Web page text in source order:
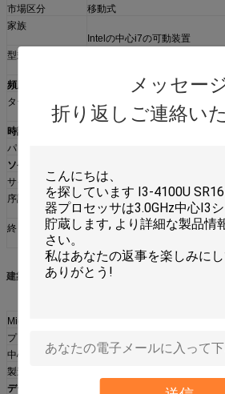
メッセー
折り返しご連絡い
市場区分
移動式
家族
Intelの中心i7の可動装置
型式番号
頻度
3300のMHz
ターボ最高の頻度
3600のMHz （1つの中心）
3400のMHz （2つの中心）
時計の乗数
パッケージ
ソケット
サイズ
1.65の」xの0.94"/4.2cm x 2.4cm
序論年紀
2015年9月1日（発表）
2015年9月27日（供給）
終りの生命日付
最後の順序の日付は2019年1月
建築Microarchiteture:
Microarchitecture
プロセッサの中心
中心のステップ
K1 （SR2JH）
製造工程
データ幅
64ビット